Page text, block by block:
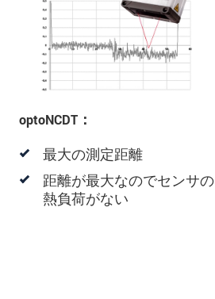
optoNCDT：
最大の測定距離
距離が最大なのでセンサの
熱負荷がない